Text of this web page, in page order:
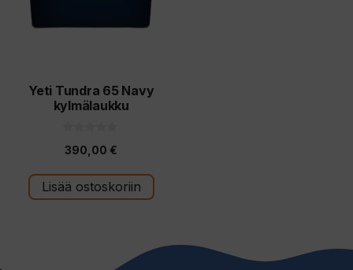
Yeti Tundra 65 Navy
kylmälaukku
5
s
t
ä
390,00 €
Lisää ostoskoriin